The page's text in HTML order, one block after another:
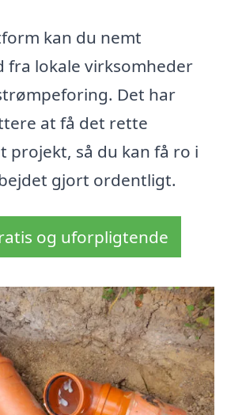
kan du nemt
fra lokale virksomheder
Det har
at få det rette
så du kan få ro i
gjort ordentligt.
og uforpligtende